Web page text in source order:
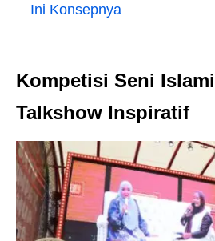
Ini Konsepnya
Kompetisi Seni
Talkshow Inspiratif